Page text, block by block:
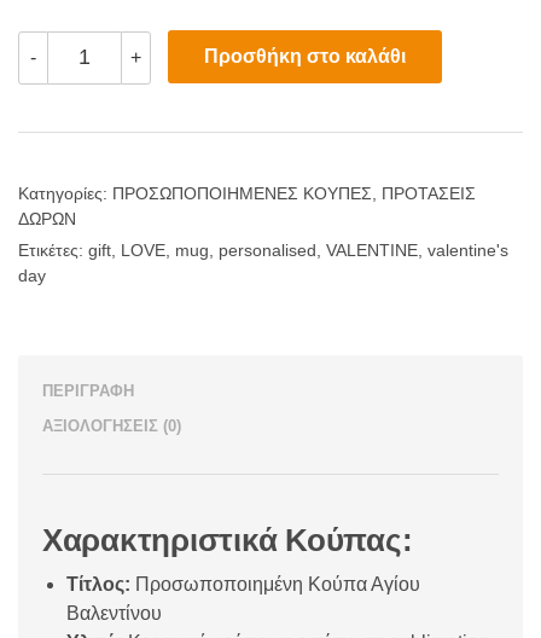
-
Προσωποποιημένη
Κούπα
Αγίου
ποσότητα
+ Προσθήκη στο καλάθι
Κατηγορίες: ΠΡΟΣΩΠΟΠΟΙΗΜΕΝΕΣ ΚΟΥΠΕΣ, ΠΡΟΤΑΣΕΙΣ
ΔΩΡΩΝ
Ετικέτες: gift, LOVE, mug, personalised, VALENTINE, valentine's
day
ΠΕΡΙΓΡΑΦΉ
ΑΞΙΟΛΟΓΉΣΕΙΣ (0)
Χαρακτηριστικά Κούπας:
Τίτλος: Προσωποποιημένη Κούπα Αγίου
Βαλεντίνου